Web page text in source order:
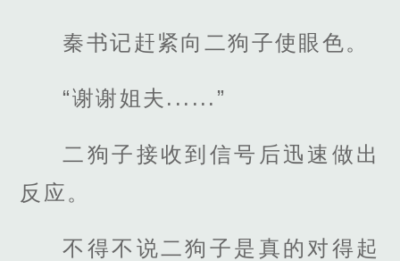
秦书记赶紧向二狗子使眼色。
“谢谢姐夫......”
二狗子接收到信号后迅速做出
反应。
不得不说二狗子是真的对得起